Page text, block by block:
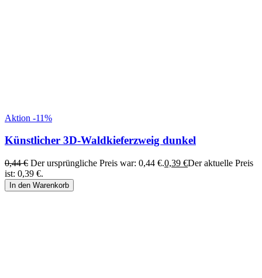
Aktion -11%
Künstlicher 3D-Waldkieferzweig dunkel
0,44€ Der ursprüngliche Preis war: 0,44 €.0,39 €Der aktuelle Preis
ist: 0,39 €.
In den Warenkorb